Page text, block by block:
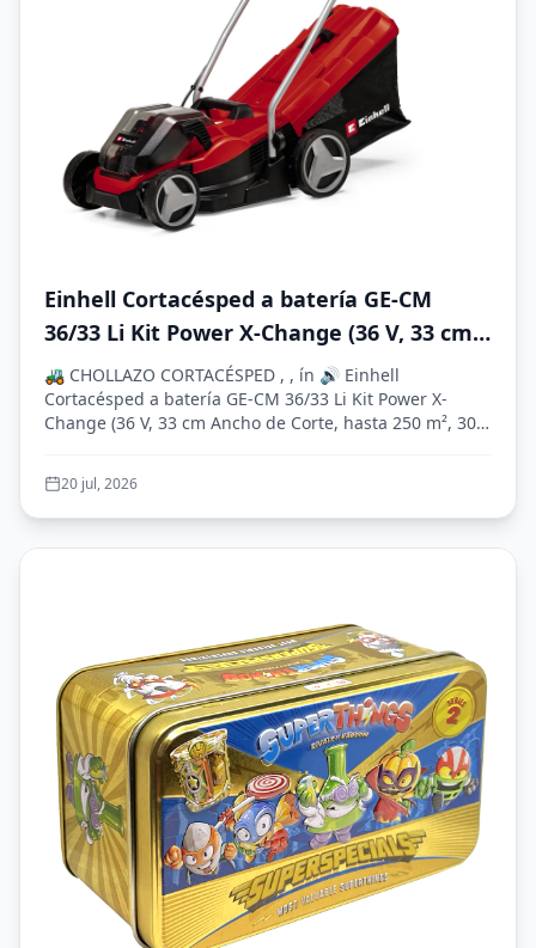
Einhell Cortacésped a batería GE-CM
36/33 Li Kit Power X-Change (36 V, 33 cm
Ancho de Corte, hasta 250 m², 30L Bolsa
recolectora, 25-65 mm Altura de Corte,
con 2X 2,5 Ah baterías + 2X cargadore)
🚜 CHOLLAZO CORTACÉSPED , , ín 🔊 Einhell
Cortacésped a batería GE-CM 36/33 Li Kit Power X-
Change (36 V, 33 cm Ancho de Corte, hasta 250 m², 30L
20 jul, 2026